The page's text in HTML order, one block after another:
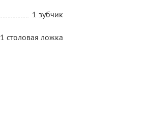
1 зубчик
1 столовая ложка